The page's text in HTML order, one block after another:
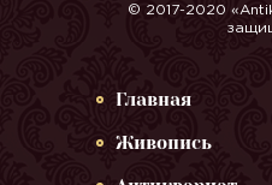
© 2017-2020
Главная
Живопись